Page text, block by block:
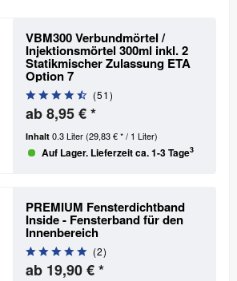
VBM300 Verbundmörtel /
Injektionsmörtel 300ml inkl. 2
StatikmischerZulassung ETA
Option 7
(51)
ab 8,95 € *
Inhalt 0.3 Liter(29,83 € * / 1 Liter)
Auf Lager. Lieferzeit ca. 1-3 Tage3
PREMIUM Fensterdichtband
Inside - Fensterband für den
Innenbereich
(2)
ab 19,90 € *